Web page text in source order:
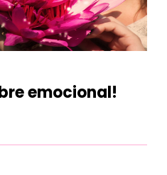
emocional!